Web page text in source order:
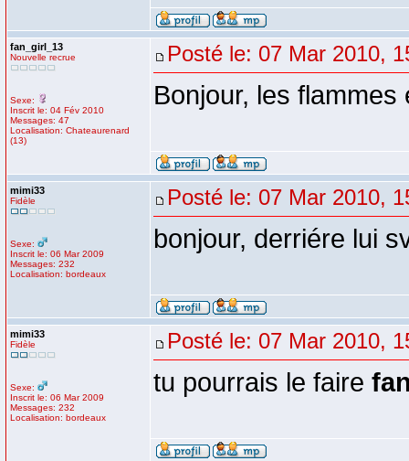
fan_girl_13
Nouvelle recrue
Sexe:
Inscrit le: 04 Fév 2010
Messages: 47
Localisation: Chateaurenard
(13)
Posté le: 07 Mar 2010,
Bonjour, les
mimi33
Fidèle
Sexe:
Inscrit le: 06 Mar 2009
Messages: 232
Localisation: bordeaux
Posté le: 07 Mar 2010,
bonjour, derriére lui
mimi33
Fidèle
Sexe:
Inscrit le: 06 Mar 2009
Messages: 232
Localisation: bordeaux
Posté le: 07 Mar 2010,
tu pourrais le faire